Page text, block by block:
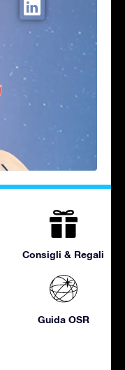
Consigli & Regali
Guida OSR